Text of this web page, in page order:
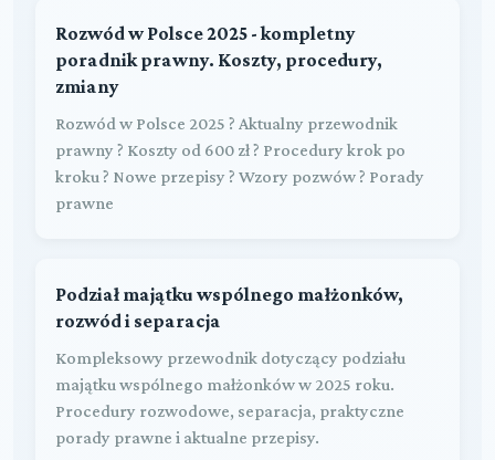
Rozwód w Polsce 2025 - kompletny
poradnik prawny. Koszty, procedury,
zmiany
Rozwód w Polsce 2025 ? Aktualny przewodnik
prawny ? Koszty od 600 zł ? Procedury krok po
kroku ? Nowe przepisy ? Wzory pozwów ? Porady
prawne
Podział majątku wspólnego małżonków,
rozwód i separacja
Kompleksowy przewodnik dotyczący podziału
majątku wspólnego małżonków w 2025 roku.
Procedury rozwodowe, separacja, praktyczne
porady prawne i aktualne przepisy.